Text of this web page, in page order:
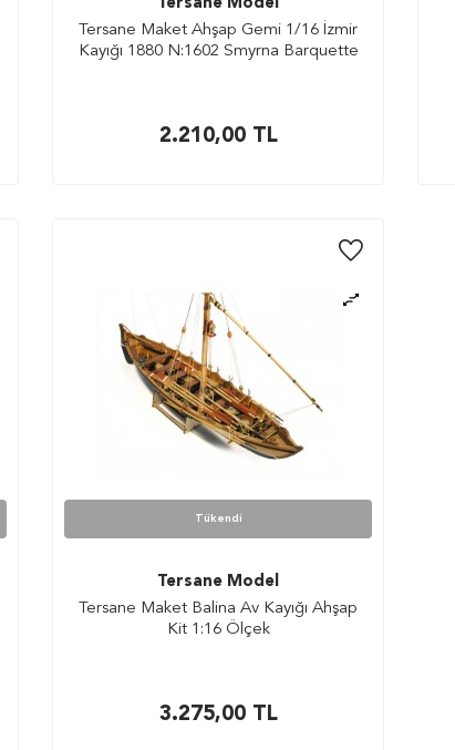
Tersane Model
Tersane Maket Ahşap Gemi 1/16 İzmir
Kayığı 1880 N:1602 Smyrna Barquette
2.210,00TL
Tükendi
Tersane Model
Tersane Maket Balina Av Kayığı Ahşap
Kit 1:16 Ölçek
3.275,00TL